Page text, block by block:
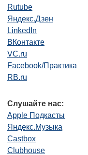
Rutube
Яндекс.Дзен
LinkedIn
ВКонтакте
VC.ru
Facebook/Практика
RB.ru
Слушайте нас:
Apple Подкасты
Яндекс.Музыка
Castbox
Clubhouse